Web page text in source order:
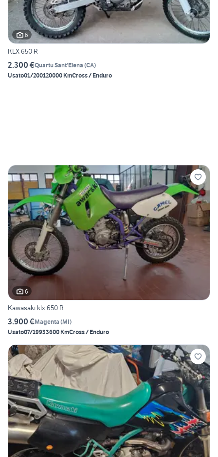
6
KLX 650 R
2.300 €Quartu Sant'Elena (CA)
Usato01/200120000 KmCross / Enduro
6
Kawasaki klx 650 R
3.900 €Magenta (MI)
Usato07/19933600 KmCross / Enduro